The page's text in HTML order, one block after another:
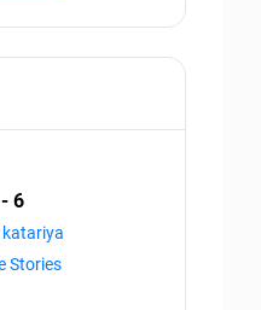
- 6
katariya
Stories